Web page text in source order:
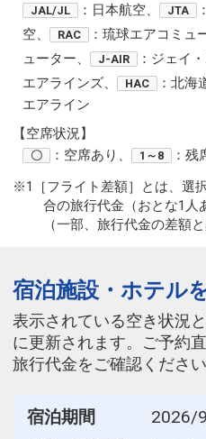
JAL/JL ：日本航空、 JTA
空、
RAC ：琉球エアコミュ
ューター、
J-AIR ：ジェイ・
エアラインズ、
HAC ：北海
エアライン
【空席状況】
〇 ：空席あり、 1～8 ：残
※1［フライト差額］とは、選
合の旅行代金（おとな1人
（一部、旅行代金の差額
宿泊施設・ホテル
表示されている空き状況
に更新されます。ご予約
旅行代金をご確認ください
宿泊期間
2026/